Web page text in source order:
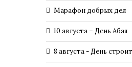
Марафон добрых дел
10 августа – День Абая
8 августа - День